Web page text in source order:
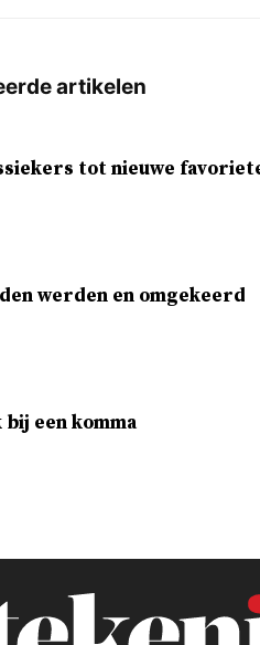
tot nieuwe
werden en omgekeerd
een komma